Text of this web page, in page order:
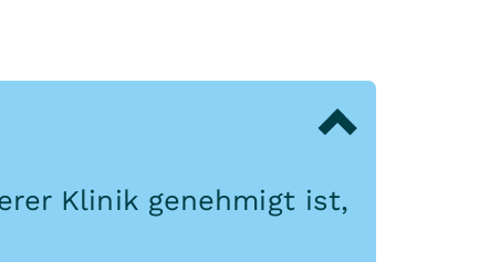
Klinik genehmigt ist,